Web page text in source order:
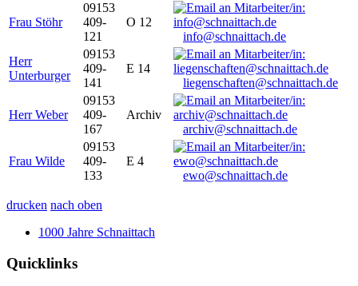
Frau Stöhr
09153
409-
121
O 12
info@schnaittach.de
Herr
Unterburger
09153
409-
141
E 14
liegenschaften@schnaittach.de
Herr Weber
09153
409-
167
Archiv
archiv@schnaittach.de
Frau Wilde
09153
409-
133
E 4
ewo@schnaittach.de
drucken nach oben
1000 Jahre Schnaittach
Quicklinks